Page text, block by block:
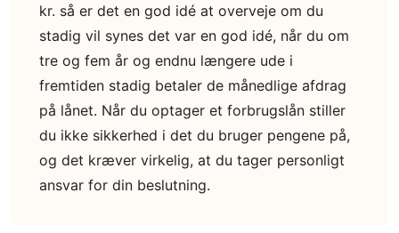
kr. så er det en god idé at overveje om du
stadig vil synes det var en god idé, når du om
tre og fem år og endnu længere ude i
fremtiden stadig betaler de månedlige afdrag
på lånet. Når du optager et forbrugslån stiller
du ikke sikkerhed i det du bruger pengene på,
og det kræver virkelig, at du tager personligt
ansvar for din beslutning.